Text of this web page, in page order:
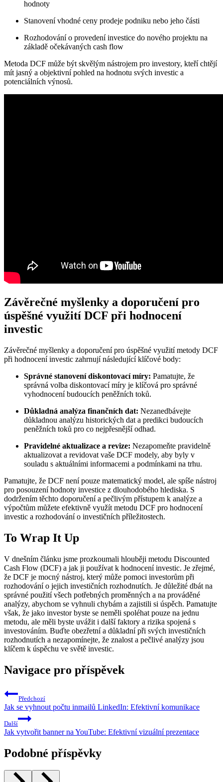
hodnoty
Stanovení vhodné ceny prodeje podniku nebo jeho části
Rozhodování o provedení investice do nového projektu na
základě očekávaných cash flow
Metoda DCF může být skvělým nástrojem pro investory, kteří chtějí
mít jasný a objektivní pohled na hodnotu svých investic a
potenciálních výnosů.
Závěrečné myšlenky a doporučení pro
úspěšné využití DCF při hodnocení
investic
Závěrečné myšlenky a doporučení pro úspěšné využití metody DCF
při hodnocení investic zahrnují následující klíčové body:
Správné stanovení diskontovací míry: Pamatujte, že
správná volba diskontovací míry je klíčová pro správné
vyhodnocení budoucích peněžních toků.
Důkladná analýza finančních dat: Nezanedbávejte
důkladnou analýzu historických dat a predikci budoucích
peněžních toků pro co nejpřesnější odhad.
Pravidelné aktualizace a revize: Nezapomeňte pravidelně
aktualizovat a revidovat vaše DCF modely, aby byly v
souladu s aktuálními informacemi a podmínkami na trhu.
Pamatujte, že DCF není pouze matematický model, ale spíše nástroj
pro posouzení hodnoty investice z dlouhodobého hlediska. S
dodržením těchto doporučení a pečlivým přístupem k analýze a
výpočtům můžete efektivně využít metodu DCF pro hodnocení
investic a rozhodování o investičních příležitostech.
To Wrap It Up
V dnešním článku jsme prozkoumali hlouběji metodu Discounted
Cash Flow (DCF) a jak ji používat k hodnocení investic. Je zřejmé,
že DCF je mocný nástroj, který může pomoci investorům při
rozhodování o jejich investičních rozhodnutích. Je důležité dbát na
správné použití všech potřebných proměnných a na prováděné
analýzy, abychom se vyhnuli chybám a zajistili si úspěch. Pamatujte
však, že jako investor byste se neměli spoléhat pouze na jednu
metodu, ale měli byste uvážit i další faktory a rizika spojená s
investováním. Buďte obezřetní a důkladní při svých investičních
rozhodnutích a nezapomínejte, že znalost a pečlivé analýzy jsou
klíčem k úspěchu ve světě investic.
Navigace pro příspěvek
Předchozí
Jak se vyhnout počtu inmailů LinkedIn: Efektivní komunikace
Další
Jak vytvořit banner na YouTube: Efektivní vizuální prezentace
Podobné příspěvky